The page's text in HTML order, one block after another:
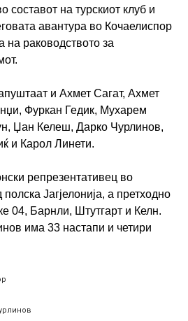
составот на турскиот клуб и
авантура во Кочаелиспор
на раководството за
и Ахмет Сагат, Ахмет
Фуркан Гедик, Мухарем
Џан Келеш, Дарко Чурлинов,
и Карол Линети.
репрезентативец во
Јагјелонија, а претходно
04, Барнли, Штутгарт и Келн.
има 33 настапи и четири